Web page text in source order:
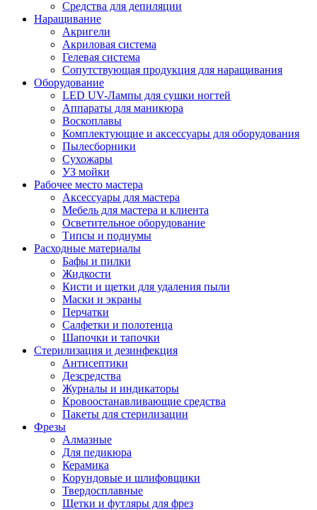
Средства для депиляции
Наращивание
Акригели
Акриловая система
Гелевая система
Сопутствующая продукция для наращивания
Оборудование
LED UV-Лампы для сушки ногтей
Аппараты для маникюра
Воскоплавы
Комплектующие и аксессуары для оборудования
Пылесборники
Сухожары
УЗ мойки
Рабочее место мастера
Аксессуары для мастера
Мебель для мастера и клиента
Осветительное оборудование
Типсы и подиумы
Расходные материалы
Бафы и пилки
Жидкости
Кисти и щетки для удаления пыли
Маски и экраны
Перчатки
Салфетки и полотенца
Шапочки и тапочки
Стерилизация и дезинфекция
Антисептики
Дезсредства
Журналы и индикаторы
Кровоостанавливающие средства
Пакеты для стерилизации
Фрезы
Алмазные
Для педикюра
Керамика
Корундовые и шлифовщики
Твердосплавные
Щетки и футляры для фрез